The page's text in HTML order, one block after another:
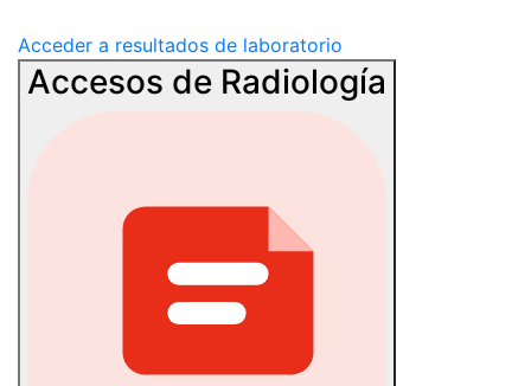
Acceder a resultados de laboratorio
Accesos de Radiología